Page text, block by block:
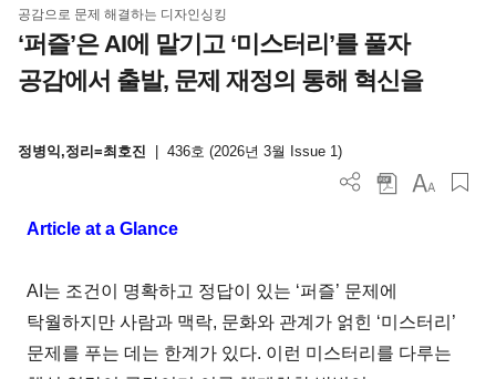
공감으로 문제 해결하는 디자인싱킹
‘퍼즐’은 AI에 맡기고 ‘미스터리’를 풀자
공감에서 출발, 문제 재정의 통해 혁신을
정병익,정리=최호진 436호 (2026년 3월 Issue 1)
Article at a Glance
AI는 조건이 명확하고 정답이 있는 ‘퍼즐’ 문제에
탁월하지만 사람과 맥락, 문화와 관계가 얽힌 ‘미스터리’
문제를 푸는 데는 한계가 있다. 이런 미스터리를 다루는